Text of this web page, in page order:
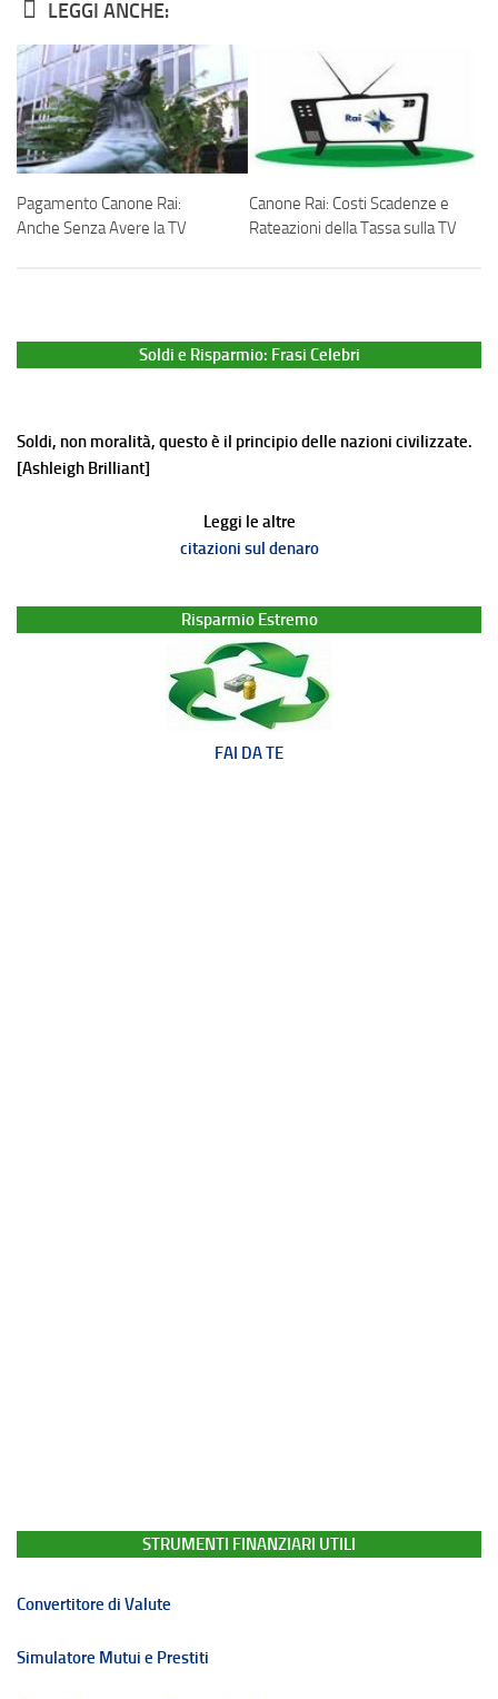
LEGGI ANCHE:
Pagamento Canone Rai:
Anche Senza Avere la TV
Canone Rai: Costi Scadenze e
Rateazioni della Tassa sulla TV
Soldi e Risparmio: Frasi Celebri
Soldi, non moralità, questo è il principio delle nazioni civilizzate.
[Ashleigh Brilliant]
Leggi le altre
citazioni sul denaro
Risparmio Estremo
FAI DA TE
STRUMENTI FINANZIARI UTILI
Convertitore di Valute
Simulatore Mutui e Prestiti